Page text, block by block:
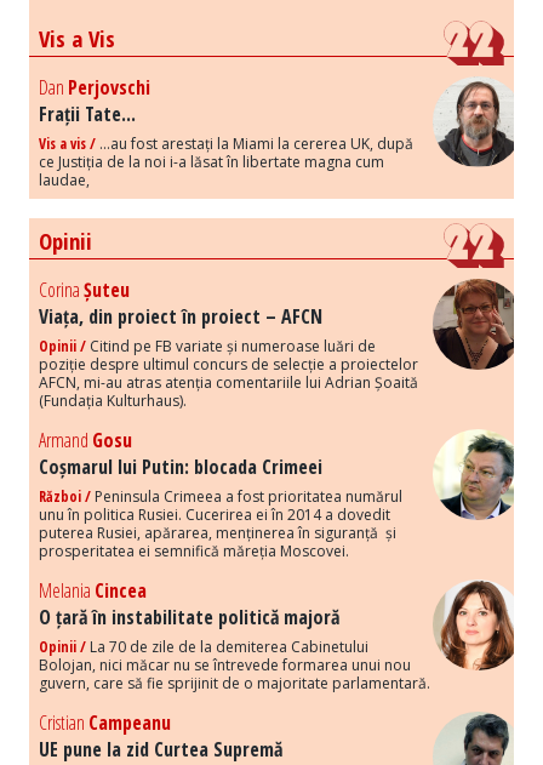
Vis a Vis
Dan Perjovschi
Frații Tate...
Vis a vis / ...au fost arestați la Miami la cererea UK, după
ce Justiția de la noi i-a lăsat în libertate magna cum
laudae,
Opinii
CorinaȘuteu
Viața, din proiect în proiect – AFCN
Opinii / Citind pe FB variate și numeroase luări de
poziție despre ultimul concurs de selecție a proiectelor
AFCN, mi-au atras atenția comentariile lui Adrian Șoaită
(Fundația Kulturhaus).
Armand Gosu
Coșmarul lui Putin: blocada Crimeei
Război / Peninsula Crimeea a fost prioritatea numărul
unu în politica Rusiei. Cucerirea ei în 2014 a dovedit
puterea Rusiei, apărarea, menținerea în siguranță și
prosperitatea ei semnifică măreția Moscovei.
Melania Cincea
O țară în instabilitate politică majoră
Opinii / La 70 de zile de la demiterea Cabinetului
Bolojan, nici măcar nu se întrevede formarea unui nou
guvern, care să fie sprijinit de o majoritate parlamentară.
Cristian Campeanu
UE pune la zid Curtea Supremă